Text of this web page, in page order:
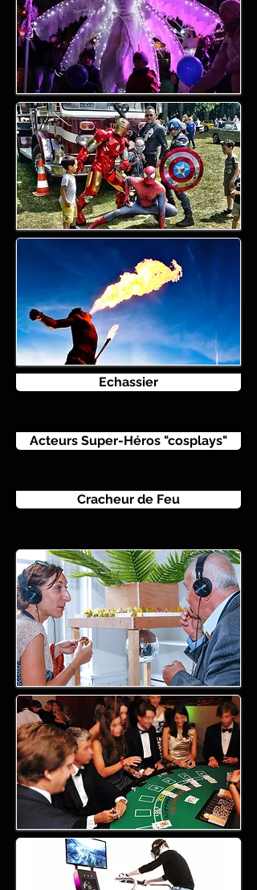
Echassier
Acteurs Super-Héros "cosplays"
Cracheur de Feu